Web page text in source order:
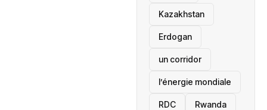
Kazakhstan
Erdogan
un corridor
l’énergie mondiale
RDC Rwanda